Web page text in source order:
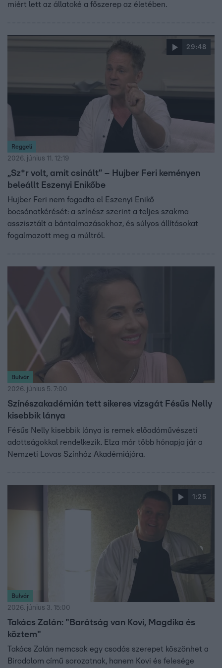
miért lett az állatoké a főszerep az életében.
29:48
Reggeli
2026. június 11. 12:19
„Sz*r volt, amit csinált” – Hujber Feri keményen
beleállt Eszenyi Enikőbe
Hujber Feri nem fogadta el Eszenyi Enikő
bocsánatkérését: a színész szerint a teljes szakma
asszisztált a bántalmazásokhoz, és súlyos állításokat
fogalmazott meg a múltról.
Bulvár
2026. június 5. 7:00
Színészakadémián tett sikeres vizsgát Fésűs Nelly
kisebbik lánya
Fésűs Nelly kisebbik lánya is remek előadóművészeti
adottságokkal rendelkezik. Elza már több hónapja jár a
Nemzeti Lovas Színház Akadémiájára.
1:25
Bulvár
2026. június 3. 15:00
Takács Zalán: "Barátság van Kovi, Magdika és
köztem"
Takács Zalán nemcsak egy csodás szerepet köszönhet a
Birodalom című sorozatnak, hanem Kovi és felesége